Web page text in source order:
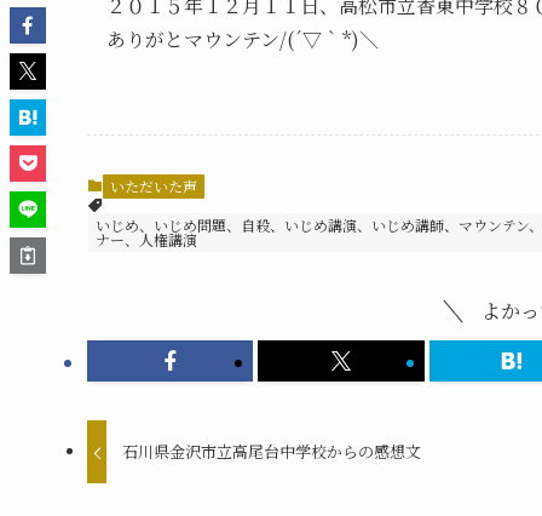
ありがとマウンテン/(´▽｀*)＼
いただいた声
いじめ、いじめ問題、自殺、いじめ講演、いじめ講師、マウンテ
ナー、人権講演
よか
石川県金沢市立高尾台中学校からの感想文